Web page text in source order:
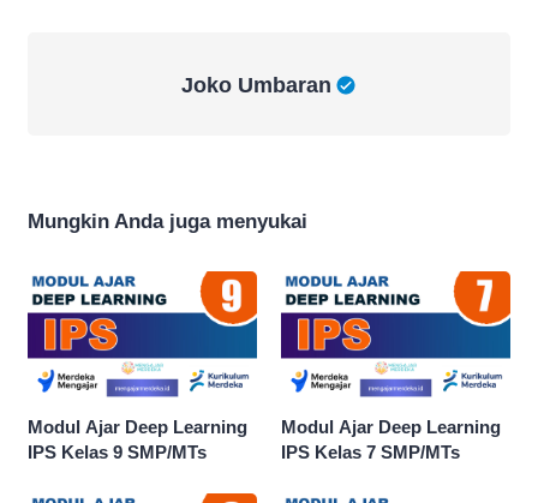
Joko Umbaran
Mungkin Anda juga menyukai
Modul Ajar Deep Learning
IPS Kelas 9 SMP/MTs
Modul Ajar Deep Learning
IPS Kelas 7 SMP/MTs